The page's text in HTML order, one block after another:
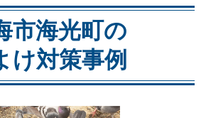
市海光町の
け対策事例